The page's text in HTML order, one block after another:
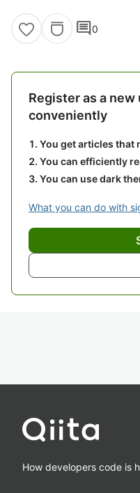
comment0
Register as a
conveniently
You get articles that
You can efficiently
You can use dark
What you can do with
How developers code is